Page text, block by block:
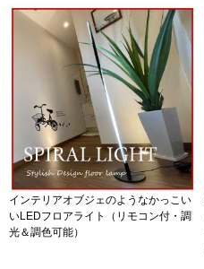
インテリアオブジェのようなかっこい
いLEDフロアライト（リモコン付・調
光＆調色可能）